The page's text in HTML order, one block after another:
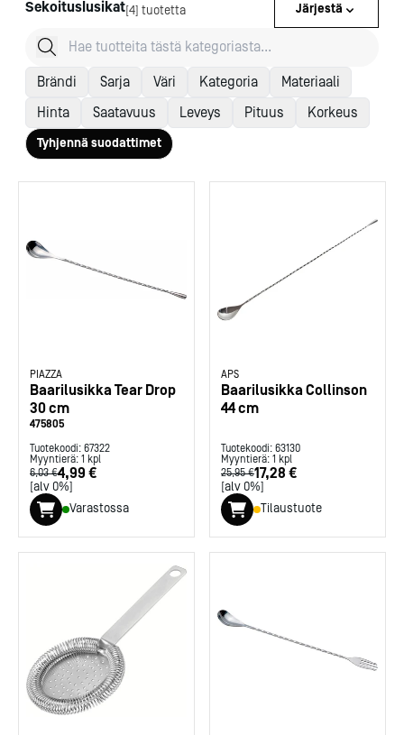
Sekoituslusikat[4] tuotetta Järjestä
Brändi Sarja Väri Kategoria
Materiaali
Hinta
Saatavuus Leveys Pituus Korkeus
Tyhjennä suodattimet
PIAZZA
Baarilusikka Tear Drop
30 cm
475805
Tuotekoodi: 67322
Myyntierä: 1 kpl
6,03 €4,99 €
[alv 0%]
Varastossa
APS
Baarilusikka Collinson
44 cm
Tuotekoodi: 63130
Myyntierä: 1 kpl
25,95 €17,28 €
[alv 0%]
Tilaustuote